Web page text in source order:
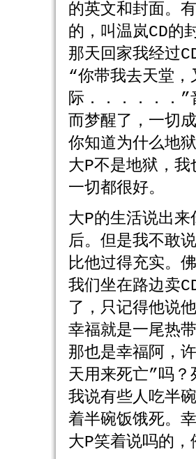
的英文和封面。
的，叫温岚CD的
那天回家我经过
“你带我去天堂
际．．．．．．
而梦醒了，一切成
你知道为什么地
大P不是地狱，我
一切都很好。
大P的生活说出
后。但是我不敢
比他过得充实。
我们坐在路边卖
了，只记得他说
幸福就是一尾热
那也是幸福阿，
天用来死亡”吗
我说有些人吃半
着半碗饭饿死。
大P笑着说吗的，